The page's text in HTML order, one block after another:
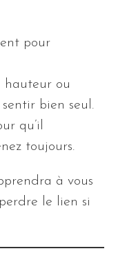
pour
hauteur ou
bien seul.
qu’il
toujours.
à vous
le lien si